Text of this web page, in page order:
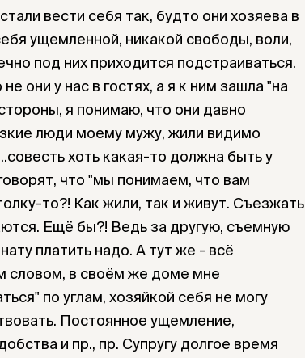
вести себя так, будто они хозяева в
ущемленной, никакой свободы, воли,
под них приходится подстраиваться.
они у нас в гостях, а я к ним зашла "на
я понимаю, что они давно
люди моему мужу, жили видимо
хоть какая-то должна быть у
что "мы понимаем, что вам
то?! Как жили, так и живут. Съезжать
Ещё бы?! Ведь за другую, съемную
платить надо. А тут же - всё
словом, в своём же доме мне
по углам, хозяйкой себя не могу
Постоянное ущемление,
и пр., пр. Супругу долгое время